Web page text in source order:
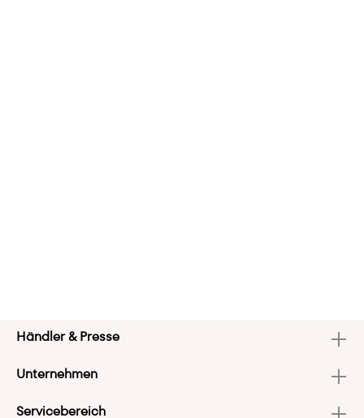
Händler & Presse
Unternehmen
Servicebereich